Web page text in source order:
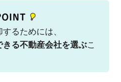
るためには、
る不動産会社を選ぶこ